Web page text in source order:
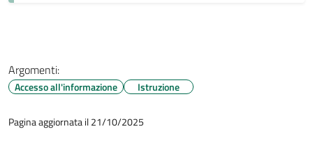
Argomenti:
Accesso all'informazione Istruzione
Pagina aggiornata il 21/10/2025